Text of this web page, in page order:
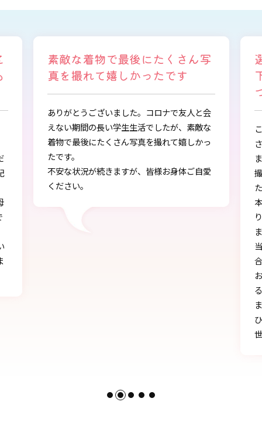
選ぶ時から色々と親身になって
下さり、自分に似合うものを見
つけることができました
この度は、とても素敵な着物・袴をご提供下
さりありがとうございました。
また、早朝からの着付、ヘアアレンジ、写真
撮影もしていただき、ありがとうございまし
た。